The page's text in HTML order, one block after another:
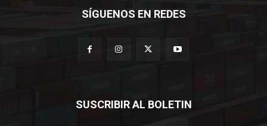
SÍGUENOS EN REDES
SUSCRIBIR AL BOLETIN